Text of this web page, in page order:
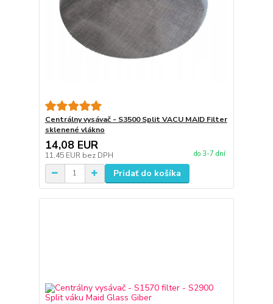
Centrálny vysávač - S3500 Split VACU MAID Filter
sklenené vlákno
14,08 EUR
11,45 EUR bez DPH do 3-7 dní
Pridať do košíka